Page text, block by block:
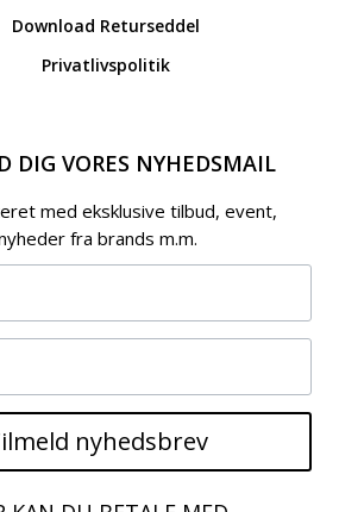
Download Returseddel
Privatlivspolitik
DIG VORES NYHEDSMAIL
med eksklusive tilbud, event,
fra brands m.m.
nyhedsbrev